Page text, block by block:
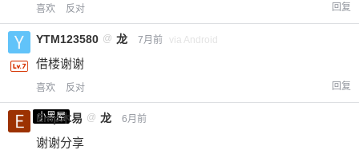
喜欢 反对 回复
YTM123580 @ 龙 7月前 via Android
借楼谢谢
喜欢 反对 回复
小黑屋
Emp木易 @ 龙 6月前
谢谢分享
您没有权限发布内容，请购买会员或者提升权
限。
6位以上